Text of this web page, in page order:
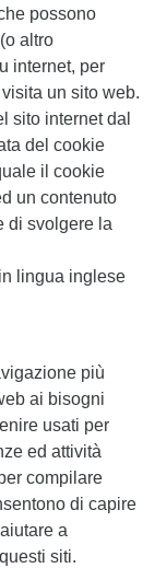
possono
altro
internet, per
un sito web.
sito internet dal
del cookie
il cookie
un contenuto
di svolgere la
lingua inglese
più
ai bisogni
usati per
ed attività
compilare
di capire
a
siti.